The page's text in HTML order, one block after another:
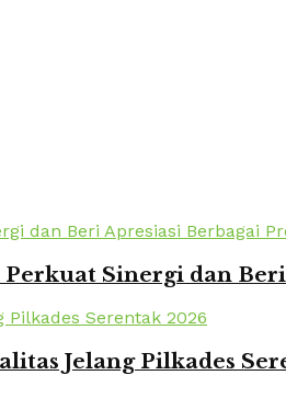
Sinergi dan
Jelang Pilkades